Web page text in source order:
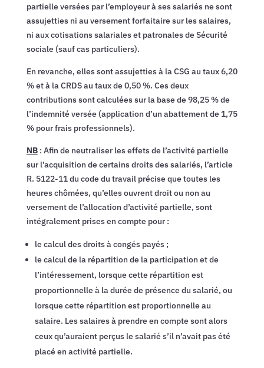
partielle versées par l’employeur à ses salariés ne sont
assujetties ni au versement forfaitaire sur les salaires,
ni aux cotisations salariales et patronales de Sécurité
sociale (sauf cas particuliers).
En revanche, elles sont assujetties à la CSG au taux 6,20
% et à la CRDS au taux de 0,50 %. Ces deux
contributions sont calculées sur la base de 98,25 % de
l’indemnité versée (application d’un abattement de 1,75
% pour frais professionnels).
NB: Afin de neutraliser les effets de l’activité partielle
sur l’acquisition de certains droits des salariés, l’article
R. 5122-11 du code du travail précise que toutes les
heures chômées, qu’elles ouvrent droit ou non au
versement de l’allocation d’activité partielle, sont
intégralement prises en compte pour :
le calcul des droits à congés payés ;
le calcul de la répartition de la participation et de
l’intéressement, lorsque cette répartition est
proportionnelle à la durée de présence du salarié, ou
lorsque cette répartition est proportionnelle au
salaire. Les salaires à prendre en compte sont alors
ceux qu’auraient perçus le salarié s’il n’avait pas été
placé en activité partielle.